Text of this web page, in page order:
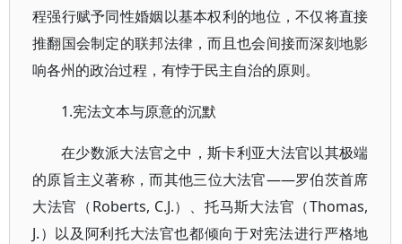
程强行赋予同性婚姻以基本权利的地位，不仅将直接
推翻国会制定的联邦法律，而且也会间接而深刻地影
响各州的政治过程，有悖于民主自治的原则。
1.宪法文本与原意的沉默
在少数派大法官之中，斯卡利亚大法官以其极端
的原旨主义著称，而其他三位大法官——罗伯茨首席
大法官（Roberts, C.J.）、托马斯大法官（Thomas,
J.）以及阿利托大法官也都倾向于对宪法进行严格地